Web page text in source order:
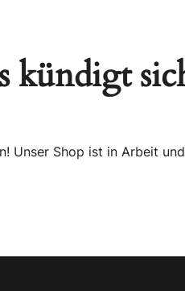
kündigt
Unser Shop ist in Arbeit